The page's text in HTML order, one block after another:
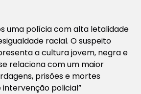
uma polícia com alta letalidade
racial. O suspeito
a cultura jovem, negra e
relaciona com um maior
prisões e mortes
policial”